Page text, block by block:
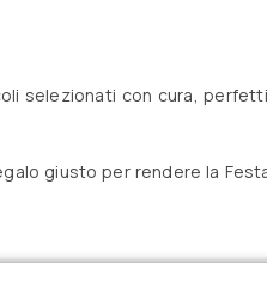
selezionati con cura,
giusto per rendere la